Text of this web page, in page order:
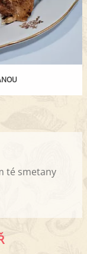
té smetany